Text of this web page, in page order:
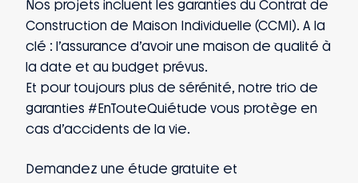
Nos projets incluent les garanties du Contrat de
Construction de Maison Individuelle (CCMI). A la
clé : l’assurance d’avoir une maison de qualité à
la date et au budget prévus.
Et pour toujours plus de sérénité, notre trio de
garanties #EnTouteQuiétude vous protège en
cas d’accidents de la vie.
Demandez une étude gratuite et